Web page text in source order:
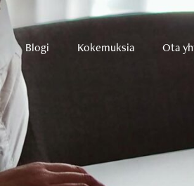
Blogi Kokemuksia Ota